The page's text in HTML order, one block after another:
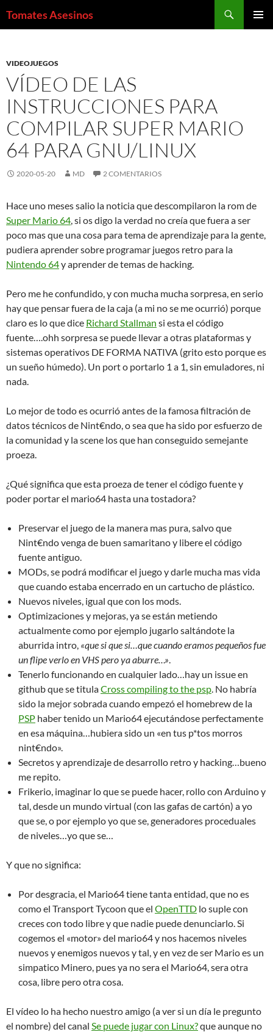
Tomates Asesinos
VIDEOJUEGOS
VÍDEO DE LAS
INSTRUCCIONES PARA
COMPILAR SUPER MARIO
64 PARA GNU/LINUX
2020-05-20 MD 2 COMENTARIOS
Hace uno meses salio la noticia que descompilaron la rom de
Super Mario 64, si os digo la verdad no creía que fuera a ser
poco mas que una cosa para tema de aprendizaje para la gente,
pudiera aprender sobre programar juegos retro para la
Nintendo 64y aprender de temas de hacking.
Pero me he confundido, y con mucha mucha sorpresa, en serio
hay que pensar fuera de la caja (a mi no se me ocurrió) porque
claro es lo que dice Richard Stallman si esta el código
fuente….ohh sorpresa se puede llevar a otras plataformas y
sistemas operativos DE FORMA NATIVA (grito esto porque es
un sueño húmedo). Un port o portarlo 1 a 1, sin emuladores, ni
nada.
Lo mejor de todo es ocurrió antes de la famosa filtración de
datos técnicos de Nint€ndo, o sea que ha sido por esfuerzo de
la comunidad y la scene los que han conseguido semejante
proeza.
¿Qué significa que esta proeza de tener el código fuente y
poder portar el mario64 hasta una tostadora?
Preservar el juego de la manera mas pura, salvo que
Nint€ndo venga de buen samaritano y libere el código
fuente antiguo.
MODs, se podrá modificar el juego y darle mucha mas vida
que cuando estaba encerrado en un cartucho de plástico.
Nuevos niveles, igual que con los mods.
Optimizaciones y mejoras, ya se están metiendo
actualmente como por ejemplo jugarlo saltándote la
aburrida intro, «que si que si…que cuando eramos pequeños fue
un flipe verlo en VHS pero ya aburre…».
Tenerlo funcionando en cualquier lado…hay un issue en
github que se titulaCross compiling to the psp. No habría
sido la mejor sobrada cuando empezó el homebrew de la
PSP haber tenido un Mario64 ejecutándose perfectamente
en esa máquina…hubiera sido un «en tus p*tos morros
nint€ndo».
Secretos y aprendizaje de desarrollo retro y hacking…bueno
me repito.
Frikerio, imaginar lo que se puede hacer, rollo con Arduino y
tal, desde un mundo virtual (con las gafas de cartón) a yo
que se, o por ejemplo yo que se, generadores proceduales
de niveles…yo que se…
Y que no significa:
Por desgracia, el Mario64 tiene tanta entidad, que no es
como el Transport Tycoon que el OpenTTD lo suple con
creces con todo libre y que nadie puede denunciarlo. Si
cogemos el «motor» del mario64 y nos hacemos niveles
nuevos y enemigos nuevos y tal, y en vez de ser Mario es un
simpatico Minero, pues ya no sera el Mario64, sera otra
cosa, libre pero otra cosa.
El vídeo lo ha hecho nuestro amigo (a ver si un día le pregunto
el nombre) del canal Se puede jugar con Linux?que aunque no